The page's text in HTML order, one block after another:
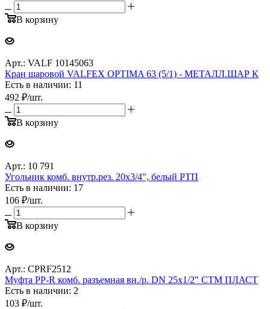
В корзину
Арт.: VALF 10145063
Кран шаровой VALFEX OPTIMA 63 (5/1) - МЕТАЛЛ.ШАР К
Есть в наличии: 11
492 ₽/шт.
В корзину
Арт.: 10 791
Угольник комб. внутр.рез. 20х3/4", белый РТП
Есть в наличии: 17
106 ₽/шт.
В корзину
Арт.: CPRF2512
Муфта PP-R комб. разъемная вн./р. DN 25х1/2" СТМ ПЛАСТ
Есть в наличии: 2
103 ₽/шт.